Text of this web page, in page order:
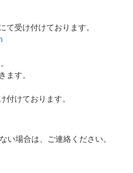
て受け付けております。
ます。
付けております。
い場合は、ご連絡ください。